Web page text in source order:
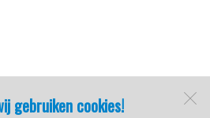
gebruiken cookies!